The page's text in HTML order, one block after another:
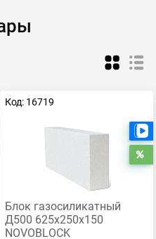
Код: 16719
Блок газосиликатный
Д500 625х250х150
NOVOBLOCK